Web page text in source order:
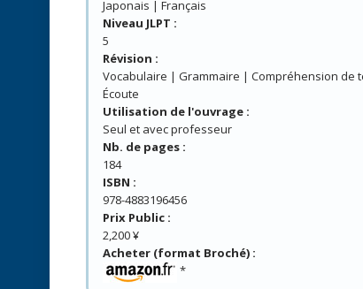
Japonais | Français
Niveau JLPT :
5
Révision :
Vocabulaire | Grammaire | Compréhension de
Écoute
Utilisation de l'ouvrage :
Seul et avec professeur
Nb. de pages :
184
ISBN :
978-4883196456
Prix Public :
2,200 ¥
Acheter (format Broché) :
*